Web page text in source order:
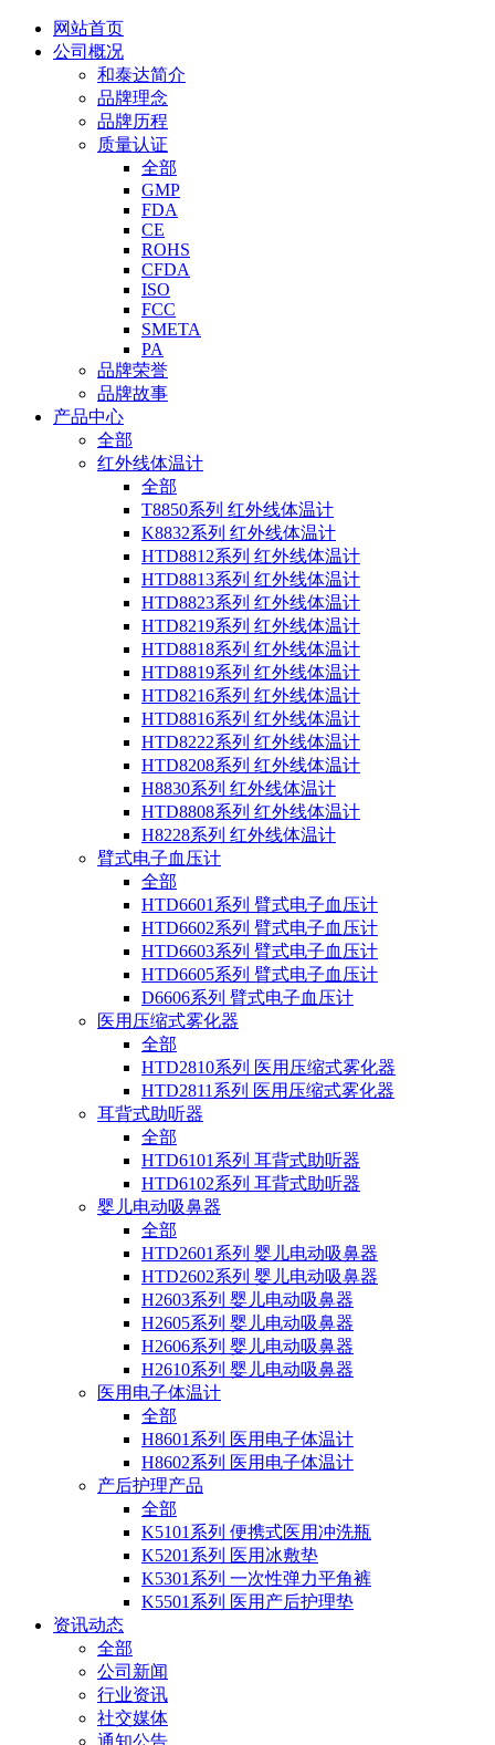
网站首页
公司概况
和泰达简介
品牌理念
品牌历程
质量认证
全部
GMP
FDA
CE
ROHS
CFDA
ISO
FCC
SMETA
PA
品牌荣誉
品牌故事
产品中心
全部
红外线体温计
全部
T8850系列 红外线体温计
K8832系列 红外线体温计
HTD8812系列 红外线体温计
HTD8813系列 红外线体温计
HTD8823系列 红外线体温计
HTD8219系列 红外线体温计
HTD8818系列 红外线体温计
HTD8819系列 红外线体温计
HTD8216系列 红外线体温计
HTD8816系列 红外线体温计
HTD8222系列 红外线体温计
HTD8208系列 红外线体温计
H8830系列 红外线体温计
HTD8808系列 红外线体温计
H8228系列 红外线体温计
臂式电子血压计
全部
HTD6601系列 臂式电子血压计
HTD6602系列 臂式电子血压计
HTD6603系列 臂式电子血压计
HTD6605系列 臂式电子血压计
D6606系列 臂式电子血压计
医用压缩式雾化器
全部
HTD2810系列 医用压缩式雾化器
HTD2811系列 医用压缩式雾化器
耳背式助听器
全部
HTD6101系列 耳背式助听器
HTD6102系列 耳背式助听器
婴儿电动吸鼻器
全部
HTD2601系列 婴儿电动吸鼻器
HTD2602系列 婴儿电动吸鼻器
H2603系列 婴儿电动吸鼻器
H2605系列 婴儿电动吸鼻器
H2606系列 婴儿电动吸鼻器
H2610系列 婴儿电动吸鼻器
医用电子体温计
全部
H8601系列 医用电子体温计
H8602系列 医用电子体温计
产后护理产品
全部
K5101系列 便携式医用冲洗瓶
K5201系列 医用冰敷垫
K5301系列 一次性弹力平角裤
K5501系列 医用产后护理垫
资讯动态
全部
公司新闻
行业资讯
社交媒体
通知公告